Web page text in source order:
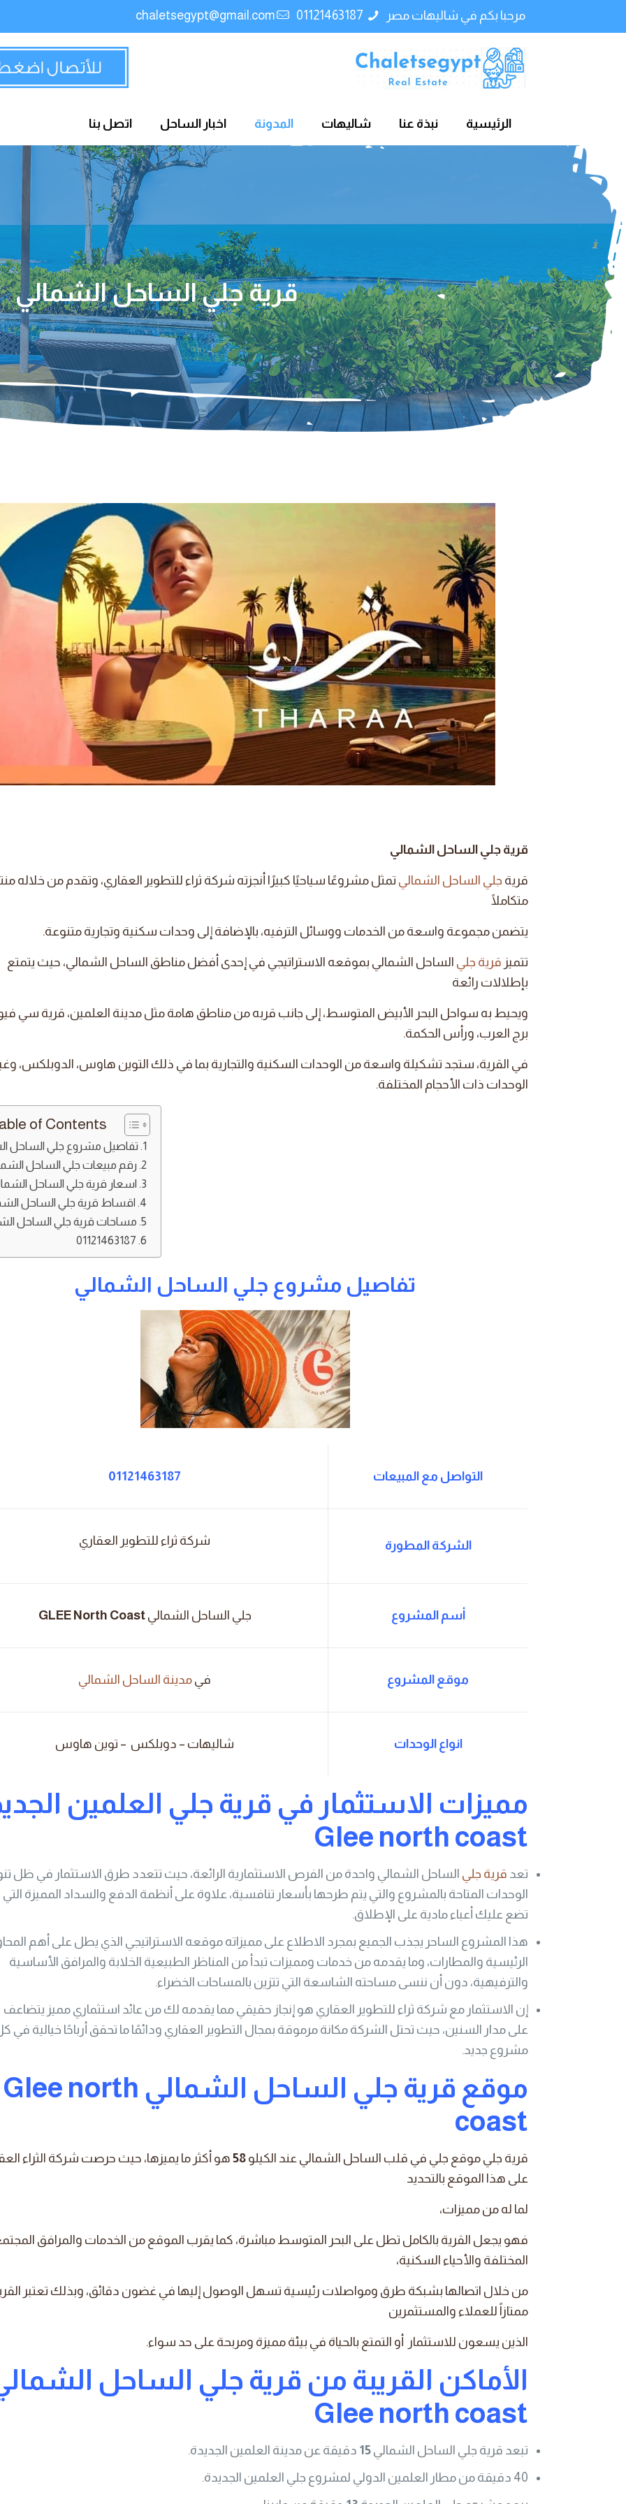
مرحبا بكم في شاليهات مصر chaletsegypt@gmail.com
الرئيسية نبذة عنا شاليهات المدونة اخبار الساحل اتصل بنا
قرية جلي الساحل الشمالي
قرية جلي الساحل الشمالي
قرية جلي الساحل الشمالي تمثل مشروعًا سياحيًا كبيرًا أنجزته شركة ثراء للتطوير العقاري، وتقدم من خلاله
متكاملًا
يتضمن مجموعة واسعة من الخدمات ووسائل الترفيه، بالإضافة إلى وحدات سكنية وتجارية متنوعة.
تتميز قرية جلي الساحل الشمالي بموقعه الاستراتيجي في إحدى أفضل مناطق الساحل الشمالي، حيث يتمتع
بإطلالات رائعة
ويحيط به سواحل البحر الأبيض المتوسط، إلى جانب قربه من مناطق هامة مثل مدينة العلمين، قرية سي
برج العرب، ورأس الحكمة.
في القرية، ستجد تشكيلة واسعة من الوحدات السكنية والتجارية بما في ذلك التوين هاوس، الدوبلكس،
الوحدات ذات الأحجام المختلفة.
of Contents
تفاصيل مشروع جلي الساحل
رقم مبيعات جلي الساحل
اسعار قرية جلي الساحل
اقساط قرية جلي الساحل
مساحات قرية جلي الساحل
01121463187
تفاصيل مشروع جلي الساحل الشمالي
التواصل مع المبيعات 01121463187
الشركة المطورة شركة ثراء للتطوير العقاري
أسم المشروع جلي الساحل الشماليGLEE North Coast
موقع المشروع في مدينة الساحل الشمالي
انواع الوحدات شاليهات – دوبلكس – توين هاوس
مميزات الاستثمار في قرية جلي العلمين
Glee north coast
تعد قرية جلي الساحل الشمالي واحدة من الفرص الاستثمارية الرائعة، حيث تتعدد طرق الاستثمار في ظل
الوحدات المتاحة بالمشروع والتي يتم طرحها بأسعار تنافسية، علاوة على أنظمة الدفع والسداد المميزة التي
تضع عليك أعباء مادية على الإطلاق.
هذا المشروع الساحر يجذب الجميع بمجرد الاطلاع على مميزاته موقعه الاستراتيجي الذي يطل على أهم
الرئيسية والمطارات، وما يقدمه من خدمات ومميزات تبدأ من المناظر الطبيعية الخلابة والمرافق الأساسية
والترفيهية، دون أن ننسى مساحته الشاسعة التي تتزين بالمساحات الخضراء.
إن الاستثمار مع شركة ثراء للتطوير العقاري هو إنجاز حقيقي مما يقدمه لك من عائد استثماري مميز يتضاعف
على مدار السنين، حيث تحتل الشركة مكانة مرموقة بمجال التطوير العقاري ودائمًا ما تحقق أرباحًا خيالية في
مشروع جديد.
موقع قرية جلي الساحل الشمالي Glee north
coast
قرية جلي موقع جلي في قلب الساحل الشمالي عند الكيلو58 هو أكثر ما يميزها، حيث حرصت شركة الثراء
على هذا الموقع بالتحديد
لما له من مميزات،
فهو يجعل القرية بالكامل تطل على البحر المتوسط مباشرة، كما يقرب الموقع من الخدمات والمرافق
المختلفة والأحياء السكنية،
من خلال اتصالها بشبكة طرق ومواصلات رئيسية تسهل الوصول إليها في غضون دقائق، وبذلك تعتبر
ممتازاً للعملاء والمستثمرين
الذين يسعون للاستثمار أو التمتع بالحياة في بيئة مميزة ومربحة على حد سواء.
الأماكن القريبة من قرية جلي الساحل
Glee north coast
تبعد قرية جلي الساحل الشمالي 15
دقيقة عن مدينة العلمين الجديدة.
40 دقيقة من مطار العلمين الدولي لمشروع جلي العلمين الجديدة.